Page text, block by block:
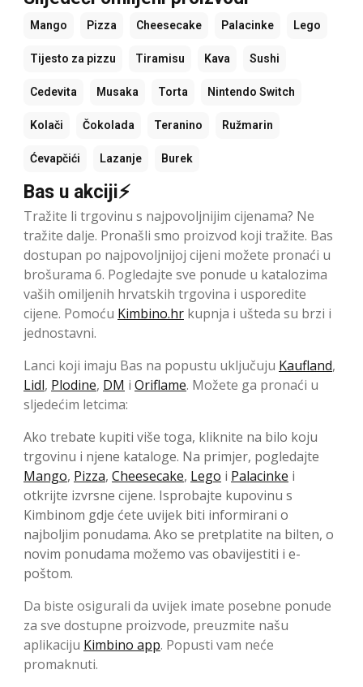
Mango Pizza Cheesecake Palacinke Lego
Tijesto za pizzu Tiramisu Kava Sushi
Cedevita Musaka Torta Nintendo Switch
Kolači Čokolada Teranino Ružmarin
Ćevapčići Lazanje Burek
Bas u akciji⚡
Tražite li trgovinu s najpovoljnijim cijenama? Ne
tražite dalje. Pronašli smo proizvod koji tražite. Bas
dostupan po najpovoljnijoj cijeni možete pronaći u
brošurama 6. Pogledajte sve ponude u katalozima
vaših omiljenih hrvatskih trgovina i usporedite
cijene. Pomoću Kimbino.hr kupnja i ušteda su brzi i
jednostavni.
Lanci koji imaju Bas na popustu uključuju Kaufland,
Lidl, Plodine, DM i Oriflame. Možete ga pronaći u
sljedećim letcima:
Ako trebate kupiti više toga, kliknite na bilo koju
trgovinu i njene kataloge. Na primjer, pogledajte
Mango, Pizza, Cheesecake, Lego i Palacinke i
otkrijte izvrsne cijene. Isprobajte kupovinu s
Kimbinom gdje ćete uvijek biti informirani o
najboljim ponudama. Ako se pretplatite na bilten, o
novim ponudama možemo vas obavijestiti i e-
poštom.
Da biste osigurali da uvijek imate posebne ponude
za sve dostupne proizvode, preuzmite našu
aplikaciju Kimbino app. Popusti vam neće
promaknuti.